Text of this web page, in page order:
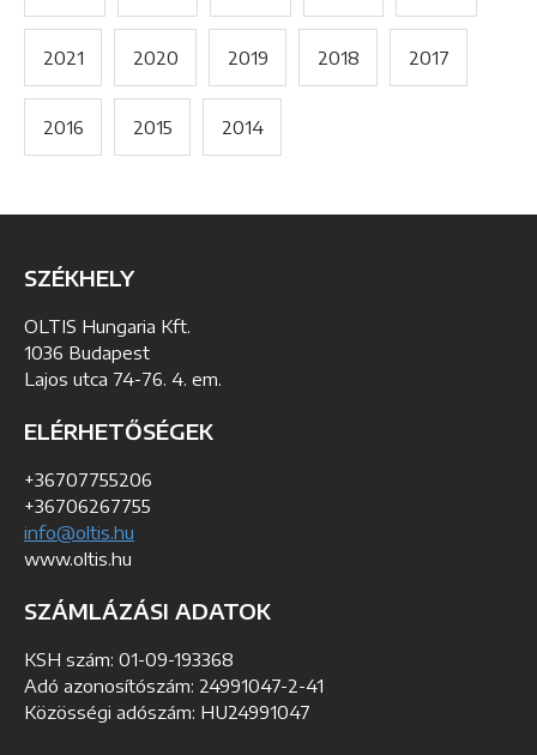
2021 2020 2019 2018 2017
2016 2015 2014
SZÉKHELY
OLTIS Hungaria Kft.
1036 Budapest
Lajos utca 74-76. 4. em.
ELÉRHETŐSÉGEK
+36707755206
+36706267755
info@oltis.hu
www.oltis.hu
SZÁMLÁZÁSI ADATOK
KSH szám: 01-09-193368
Adó azonosítószám: 24991047-2-41
Közösségi adószám: HU24991047